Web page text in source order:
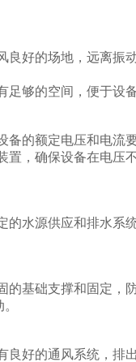
良好的场地，远离振
足够的空间，便于设
备的额定电压和电流要
置，确保设备在电压
的水源供应和排水系
的基础支撑和固定，
良好的通风系统，排